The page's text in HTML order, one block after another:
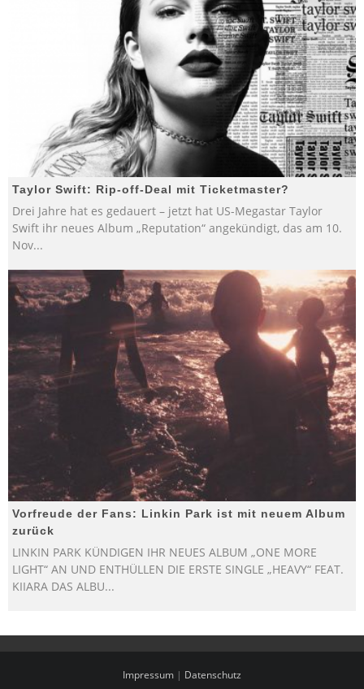
Taylor Swift: Rip-off-Deal mit Ticketmaster?
Drei Jahre hat es gedauert – jetzt hat US-Megastar Taylor
Swift ihr neues Album „Reputation“ angekündigt, das am 10.
Nov...
Vorfreude der Fans: Linkin Park ist mit neuem Album
zurück
LINKIN PARK KÜNDIGEN IHR NEUES ALBUM „ONE MORE
LIGHT“ AN UND ENTHÜLLEN DIE ERSTE SINGLE „HEAVY“ FEAT.
KIIARA DAS ALBU...
Impressum | Datenschutz